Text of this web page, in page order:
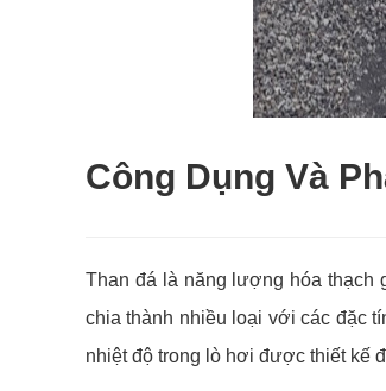
Công Dụng Và
Than đá là năng lượng hóa thạch
chia thành nhiều loại với các đặc
nhiệt độ trong lò hơi được thiết kế